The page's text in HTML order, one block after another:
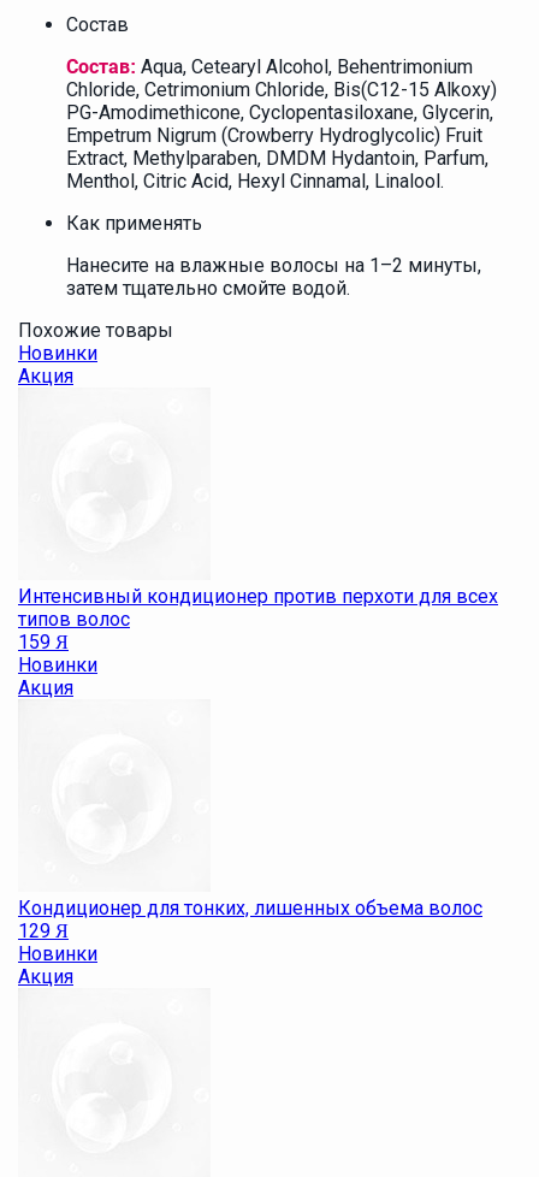
Состав
Состав: Aqua, Cetearyl Alcohol, Behentrimonium
Chloride, Cetrimonium Chloride, Bis(C12-15 Alkoxy)
PG-Amodimethicone, Cyclopentasiloxane, Glycerin,
Empetrum Nigrum (Crowberry Hydroglycolic) Fruit
Extract, Methylparaben, DMDM Hydantoin, Parfum,
Menthol, Citric Acid, Hexyl Cinnamal, Linalool.
Как применять
Нанесите на влажные волосы на 1–2 минуты,
затем тщательно смойте водой.
Похожие товары
Новинки
Акция
Интенсивный кондиционер против перхоти для всех
типов волос
159 Я
Новинки
Акция
Кондиционер для тонких, лишенных объема волос
129 Я
Новинки
Акция